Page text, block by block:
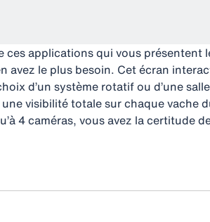
applications qui vous présentent
avez le plus besoin. Cet écran
d’un système rotatif ou d’une
visibilité totale sur chaque vache
4 caméras, vous avez la certitude